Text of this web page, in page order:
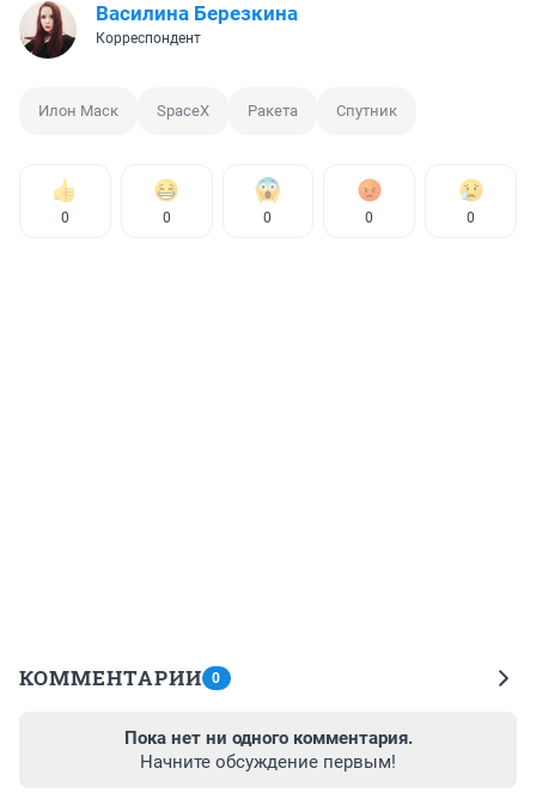
Василина Березкина
Корреспондент
Илон Маск SpaceX Ракета Спутник
0 0 0 0 0
КОММЕНТАРИИ 0
Пока нет ни одного комментария.
Начните обсуждение первым!